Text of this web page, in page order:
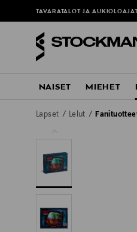
TAVARATALOT JA
NAISET MIEHET
Lapset Lelut